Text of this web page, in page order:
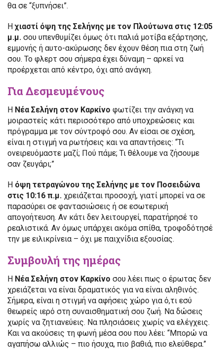
θα σε “ξυπνήσει”.
Ηχιαστί όψη της Σελήνης με τον Πλούτωνα στις 12:05
μ.μ. σου υπενθυμίζει όμως ότι παλιά μοτίβα εξάρτησης,
εμμονής ή αυτο-ακύρωσης δεν έχουν θέση πια στη ζωή
σου. Το φλερτ σου σήμερα έχει δύναμη – αρκεί να
προέρχεται από κέντρο, όχι από ανάγκη.
Για Δεσμευμένους
Η Νέα Σελήνη στον Καρκίνο φωτίζει την ανάγκη να
μοιραστείς κάτι περισσότερο από υποχρεώσεις και
πρόγραμμα με τον σύντροφό σου. Αν είσαι σε σχέση,
είναι η στιγμή να ρωτήσεις και να απαντήσεις: “Τι
ονειρευόμαστε μαζί; Πού πάμε; Τι θέλουμε να ζήσουμε
σαν ζευγάρι;”
Η όψη τετραγώνου της Σελήνης με τον Ποσειδώνα
στις 10:16 π.μ. χρειάζεται προσοχή, γιατί μπορεί να σε
παρασύρει σε φαντασιώσεις ή σε εσωτερική
απογοήτευση. Αν κάτι δεν λειτουργεί, παρατήρησέ το
ρεαλιστικά. Αν όμως υπάρχει ακόμα σπίθα, τροφοδότησέ
την με ειλικρίνεια – όχι με παιχνίδια εξουσίας.
Συμβουλή της ημέρας
Η Νέα Σελήνη στον Καρκίνο σου λέει πως ο έρωτας δεν
χρειάζεται να είναι δραματικός για να είναι αληθινός.
Σήμερα, είναι η στιγμή να αφήσεις χώρο για ό,τι εσύ
θεωρείς ιερό στη συναισθηματική σου ζωή. Να δώσεις
χωρίς να ζητιανεύεις. Να πλησιάσεις χωρίς να ελέγχεις.
Και να ακούσεις τη φωνή μέσα σου που λέει: “Μπορώ να
αγαπήσω αλλιώς – πιο ήσυχα, πιο βαθιά, πιο ελεύθερα.”